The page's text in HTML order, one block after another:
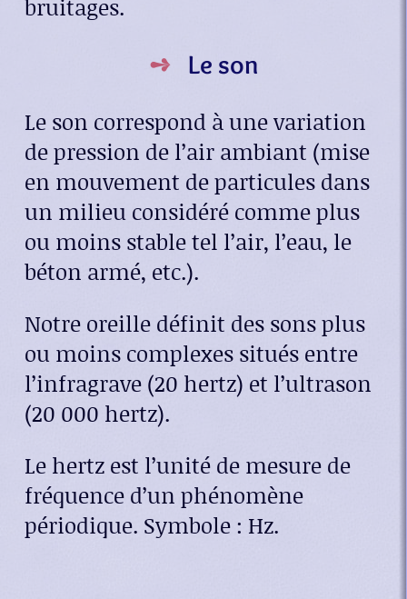
bruitages.
Le son
Le son correspond à une variation
de pression de l’air ambiant (mise
en mouvement de particules dans
un milieu considéré comme plus
ou moins stable tel l’air, l’eau, le
béton armé, etc.).
Notre oreille définit des sons plus
ou moins complexes situés entre
l’infragrave (20 hertz) et l’ultrason
(20 000 hertz).
Le hertz est l’unité de mesure de
fréquence d’un phénomène
périodique. Symbole : Hz.